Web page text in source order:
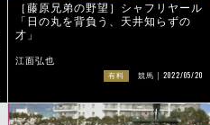
［藤原兄弟の野望］シャフリヤール
「日の丸を背負う、天井知らずの
才」
江面弘也
有料 競馬 2022/05/20